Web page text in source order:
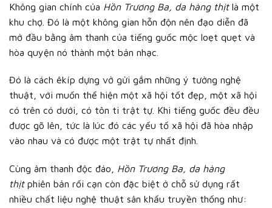
Không gian chính của Hồn Trương Ba, da hàng thịtlà một
khu chợ. Đó là một không gian hỗn độn nên đạo diễn đã
mở đầu bằng âm thanh của tiếng guốc mộc loẹt quẹt và
hòa quyện nó thành một bản nhạc.
Đó là cách êkíp dựng vở gửi gắm những ý tưởng nghệ
thuật, với muốn thể hiện một xã hội tốt đẹp, một xã hội
có trên có dưới, có tôn ti trật tự. Khi tiếng guốc đều đều
được gõ lên, tức là lúc đó các yếu tố xã hội đã hòa nhập
vào nhau và có được một trật tự nhất định.
Cùng âm thanh độc đáo, Hồn Trương Ba, da hàng
thịtphiên bản rối cạn còn đặc biệt ở chỗ sử dụng rất
nhiều chất liệu nghệ thuật sân khấu truyền thống như: